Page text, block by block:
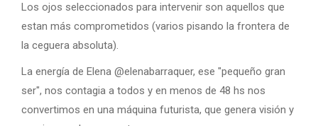
Los ojos seleccionados para intervenir son aquellos que
estan más comprometidos (varios pisando la frontera de
la ceguera absoluta).
La energía de Elena @elenabarraquer, ese "pequeño gran
ser", nos contagia a todos y en menos de 48 hs nos
convertimos en una máquina futurista, que genera visión y